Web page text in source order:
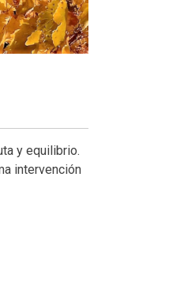
y equilibrio.
intervención